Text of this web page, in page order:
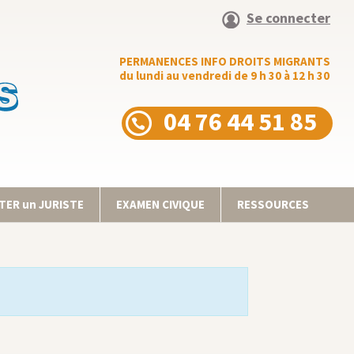
Se connecter
PERMANENCES INFO DROITS MIGRANTS
du lundi au vendredi de 9 h 30 à 12 h 30
04 76 44 51 85
un JURISTE EXAMEN CIVIQUE RESSOURCES